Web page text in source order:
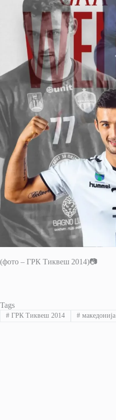
(фото – ГРК Тиквеш 2014)📷
Tags
#ГРК Тиквеш 2014 #македонија